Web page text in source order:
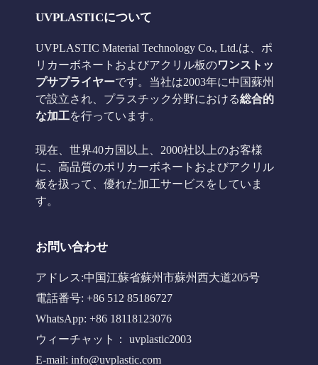
UVPLASTICについて
UVPLASTIC Material Technology Co., Ltd.は、ポ
リカーボネートおよびアクリル板のワンストッ
プサプライヤーです。当社は2003年に中国蘇州
で設立され、プラスチック分野における総合的
な加工を行っています。
現在、世界40カ国以上、2000社以上のお客様
に、高品質のポリカーボネートおよびアクリル
板を扱って、優れた加工サービスをしていま
す。
お問い合わせ
アドレス:中国江蘇省蘇州市蘇州西大道205号
電話番号: +86 512 85186727
WhatsApp: +86 18118123076
ウィーチャット： uvplastic2003
E-mail: info@uvplastic.com